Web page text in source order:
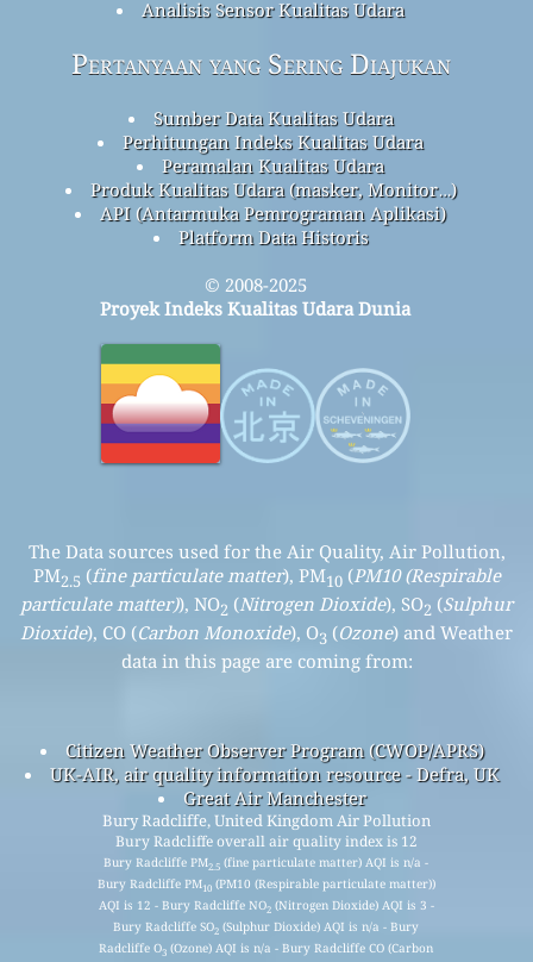
Analisis Sensor Kualitas Udara
Pertanyaan yang Sering Diajukan
Sumber Data Kualitas Udara
Perhitungan Indeks Kualitas Udara
Peramalan Kualitas Udara
Produk Kualitas Udara (masker, Monitor…)
API (Antarmuka Pemrograman Aplikasi)
Platform Data Historis
© 2008-2025
Proyek Indeks Kualitas Udara Dunia
The Data sources used for the Air Quality, Air Pollution,
PM2.5 (fine particulate matter), PM10(PM10 (Respirable
particulate matter)), NO2 (Nitrogen Dioxide), SO2 (Sulphur
Dioxide), CO (Carbon Monoxide), O3 (Ozone) and Weather
data in this page are coming from:
Citizen Weather Observer Program (CWOP/APRS)
UK-AIR, air quality information resource - Defra, UK
Great Air Manchester
Bury Radcliffe, United Kingdom Air Pollution
Bury Radcliffe overall air quality index is 12
Bury Radcliffe PM2.5 (fine particulate matter) AQI is n/a -
Bury Radcliffe PM10(PM10 (Respirable particulate matter))
AQI is 12 - Bury Radcliffe NO2(Nitrogen Dioxide) AQI is 3 -
Bury Radcliffe SO2 (Sulphur Dioxide) AQI is n/a - Bury
Radcliffe O3 (Ozone) AQI is n/a - Bury Radcliffe CO (Carbon